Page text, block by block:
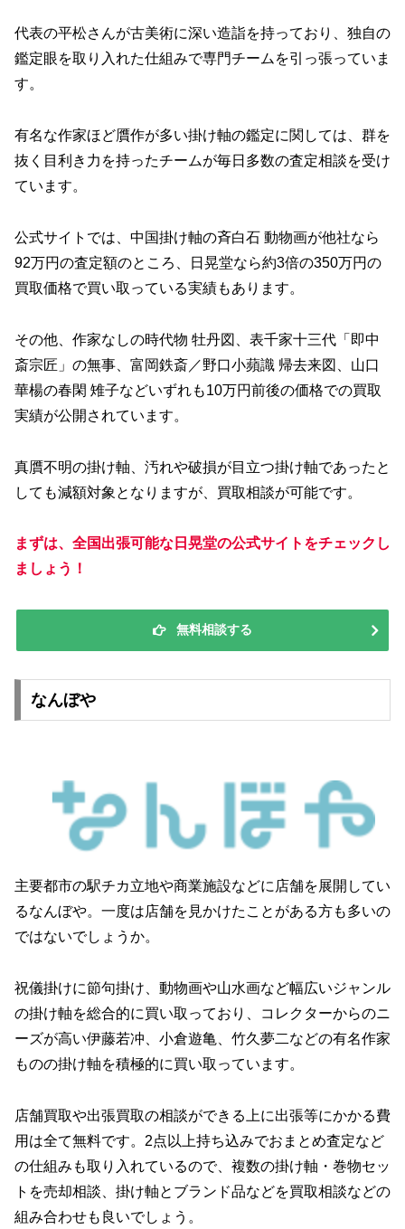
代表の平松さんが古美術に深い造詣を持っており、独自の
鑑定眼を取り入れた仕組みで専門チームを引っ張っていま
す。
有名な作家ほど贋作が多い掛け軸の鑑定に関しては、群を
抜く目利き力を持ったチームが毎日多数の査定相談を受け
ています。
公式サイトでは、中国掛け軸の斉白石 動物画が他社なら
92万円の査定額のところ、日晃堂なら約3倍の350万円の
買取価格で買い取っている実績もあります。
その他、作家なしの時代物 牡丹図、表千家十三代「即中
斎宗匠」の無事、富岡鉄斎／野口小蘋識 帰去来図、山口
華楊の春閑 雉子などいずれも10万円前後の価格での買取
実績が公開されています。
真贋不明の掛け軸、汚れや破損が目立つ掛け軸であったと
しても減額対象となりますが、買取相談が可能です。
まずは、全国出張可能な日晃堂の公式サイトをチェックし
ましょう！
無料相談する
なんぼや
主要都市の駅チカ立地や商業施設などに店舗を展開してい
るなんぼや。一度は店舗を見かけたことがある方も多いの
ではないでしょうか。
祝儀掛けに節句掛け、動物画や山水画など幅広いジャンル
の掛け軸を総合的に買い取っており、コレクターからのニ
ーズが高い伊藤若冲、小倉遊亀、竹久夢二などの有名作家
ものの掛け軸を積極的に買い取っています。
店舗買取や出張買取の相談ができる上に出張等にかかる費
用は全て無料です。2点以上持ち込みでおまとめ査定など
の仕組みも取り入れているので、複数の掛け軸・巻物セッ
トを売却相談、掛け軸とブランド品などを買取相談などの
組み合わせも良いでしょう。